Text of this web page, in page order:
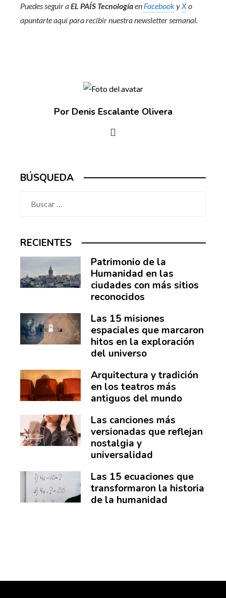
Puedes seguir aEL PAÍS Tecnologíaen Facebooky Xo
apuntarte aquí para recibir nuestranewsletter semanal
Por Denis Escalante Olivera
BÚSQUEDA
RECIENTES
Patrimonio de la
Humanidad en las
ciudades con más sitios
reconocidos
Las 15 misiones
espaciales que marcaron
hitos en la exploración
del universo
Arquitectura y tradición
en los teatros más
antiguos del mundo
Las canciones más
versionadas que reflejan
nostalgia y
universalidad
Las 15 ecuaciones que
transformaron la historia
de la humanidad